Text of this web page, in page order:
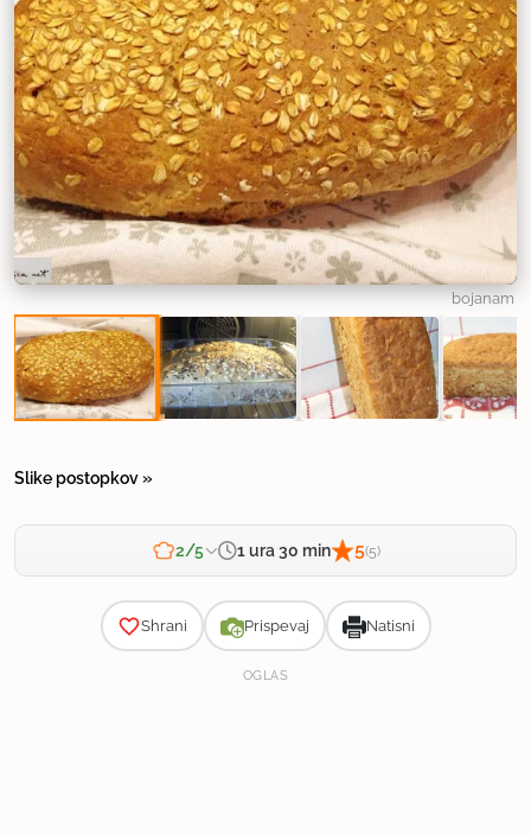
bojanam
Slike postopkov »
2/5 1 ura 30 min 5(5)
Shrani Prispevaj Natisni
OGLAS